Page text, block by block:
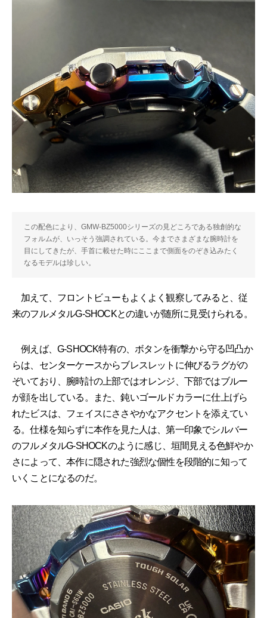
この配色により、GMW-BZ5000シリーズの見どころである独創的な
フォルムが、いっそう強調されている。今までさまざまな腕時計を
目にしてきたが、手首に載せた時にここまで側面をのぞき込みたく
なるモデルは珍しい。
加えて、フロントビューもよくよく観察してみると、従
来のフルメタルG-SHOCKとの違いが随所に見受けられる。
例えば、G-SHOCK特有の、ボタンを衝撃から守る凹凸か
らは、センターケースからブレスレットに伸びるラグがの
ぞいており、腕時計の上部ではオレンジ、下部ではブルー
が顔を出している。また、鈍いゴールドカラーに仕上げら
れたビスは、フェイスにささやかなアクセントを添えてい
る。仕様を知らずに本作を見た人は、第一印象でシルバー
のフルメタルG-SHOCKのように感じ、垣間見える色鮮やか
さによって、本作に隠された強烈な個性を段階的に知って
いくことになるのだ。